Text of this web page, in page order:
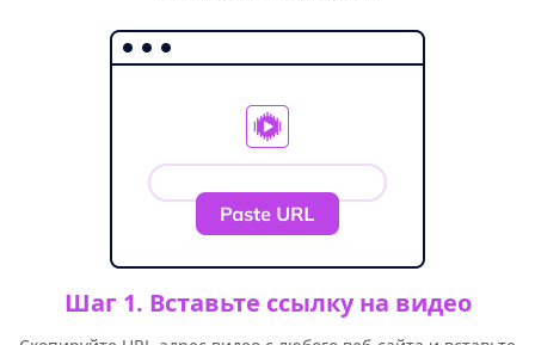
Шаг 1. Вставьте ссылку на видео